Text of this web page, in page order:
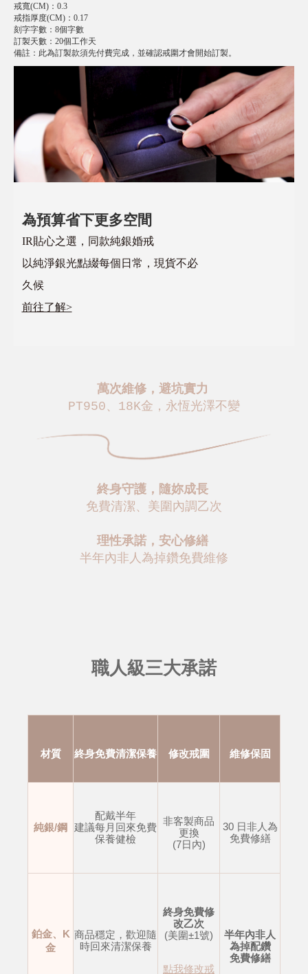
戒寬(CM) ： 0.3
戒指厚度(CM) ： 0.17
刻字字數 ： 8個字數
訂製天數 ： 20個工作天
備註 ： 此為訂製款須先付費完成，並確認戒圍才會開始訂製。
為預算省下更多空間
IR貼心之選，同款純銀婚戒
以純淨銀光點綴每個日常，現貨不必
久候
前往了解>
萬次維修，避坑實力
PT950、18K金，永恆光澤不變
終身守護，隨妳成長
免費清潔、美圍內調乙次
理性承諾，安心修繕
半年內非人為掉鑽免費維修
職人級三大承諾
材質 終身免費清潔保養 修改戒圍 維修保固
純銀/鋼
配戴半年
建議每月回來免費
保養健檢
非客製商品
更換
(7日內)
30 日非人為
免費修繕
鉑金、K
金
商品穩定，歡迎隨
時回來清潔保養
終身免費修
改乙次
(美圍±1號)
點我修改戒
半年內非人
為掉配鑽
免費修繕